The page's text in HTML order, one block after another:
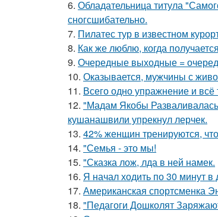
6. Обладательница титула
сногсшибательно.
7. Пилатес тур в известном
8. Как же люблю, когда
9. Очередные выходные =
10. Оказывается, мужчины с
11. Всего одно упражнение и всё
12. "Мадам Якобы
кушанашвили упрекнул лерчек.
13. 42% женщин тренируются,
14. "Семья - это мы!
15. "Сказка лож, лда в ней намек.
16. Я начал ходить по 30 минут в
17. Американская спортсменка
18. "Педагоги Дошколят